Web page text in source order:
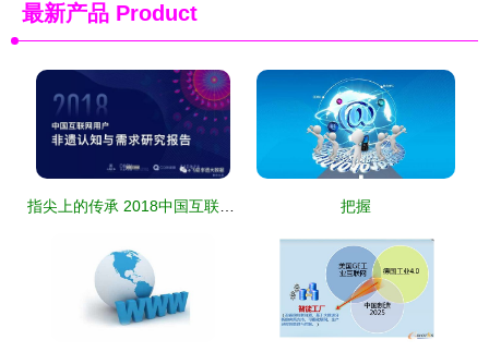
最新产品 Product
指尖上的传承 2018中国互联网用户非遗认知与数字服务需求报告透视 把握